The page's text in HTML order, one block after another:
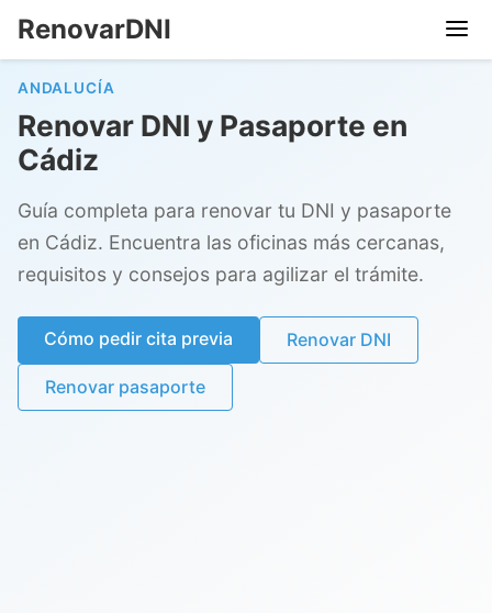
RenovarDNI
ANDALUCÍA
Renovar DNI y Pasaporte en
Cádiz
Guía completa para renovar tu DNI y pasaporte
en Cádiz. Encuentra las oficinas más cercanas,
requisitos y consejos para agilizar el trámite.
Cómo pedir cita previa Renovar DNI
Renovar pasaporte